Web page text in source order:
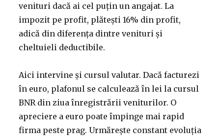
venituri dacă ai cel puțin un angajat. La
impozit pe profit, plătești 16% din profit,
adică din diferența dintre venituri și
cheltuieli deductibile.
Aici intervine și cursul valutar. Dacă facturezi
în euro, plafonul se calculează în lei la cursul
BNR din ziua înregistrării veniturilor. O
apreciere a euro poate împinge mai rapid
firma peste prag. Urmărește constant evoluția